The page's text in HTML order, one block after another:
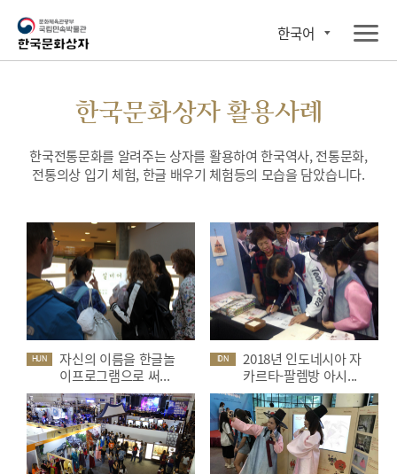
한국어
한국문화상자 활용사례
한국전통문화를 알려주는 상자를 활용하여 한국역사, 전통문화,
전통의상 입기 체험, 한글 배우기 체험등의 모습을 담았습니다.
HUN
자신의 이름을 한글놀
이프로그램으로 써...
IDN
2018년 인도네시아 자
카르타-팔렘방 아시...